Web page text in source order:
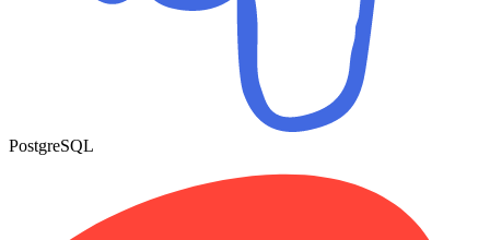
PostgreSQL